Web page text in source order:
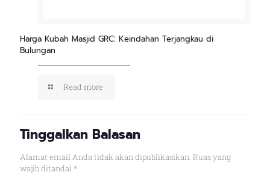
Harga Kubah Masjid GRC: Keindahan Terjangkau di
Bulungan
Read more
Tinggalkan Balasan
Alamat email Anda tidak akan dipublikasikan. Ruas yang
wajib ditandai *